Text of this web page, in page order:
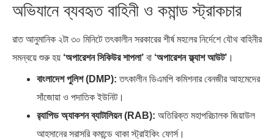
অভিযানে ব্যবহৃত বাহিনী ও কমান্ড স্ট্রাকচার
রাত আনুমানিক ২টা ৩০ মিনিটে তৎকালীন সরকারের শীর্ষ মহলের নির্দেশে যৌথ বাহিনীর
সমন্বয়ে শুরু হয় ‘অপারেশন সিকিউর শাপলা’ বা ‘অপারেশন ফ্ল্যাশ আউট’ ।
বাংলাদেশ পুলিশ (DMP): তৎকালীন ডিএমপি কমিশনার বেনজীর আহমেদের
সাঁজোয়া ও পদাতিক ইউনিট।
র‌্যাপিড অ্যাকশন ব্যাটালিয়ন (RAB): অতিরিক্ত মহাপরিচালক জিয়াউল
আহসানের সরাসরি কমান্ডে থাকা স্ট্রাইকিং ফোর্স।